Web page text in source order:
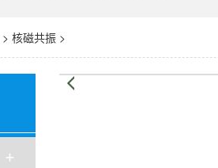
> 核磁共振 >